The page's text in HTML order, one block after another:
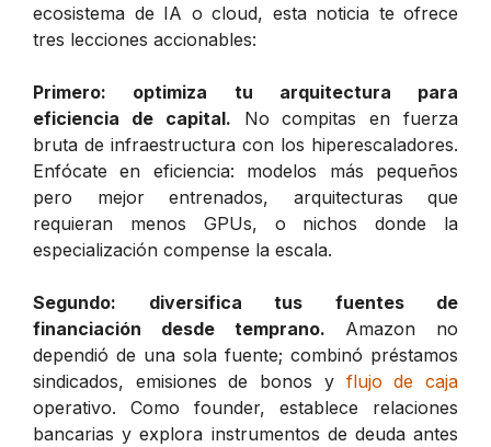
ecosistema de IA o cloud, esta noticia te ofrece
tres lecciones accionables:
Primero: optimiza tu arquitectura para
eficiencia de capital. No compitas en fuerza
bruta de infraestructura con los hiperescaladores.
Enfócate en eficiencia: modelos más pequeños
pero mejor entrenados, arquitecturas que
requieran menos GPUs, o nichos donde la
especialización compense la escala.
Segundo: diversifica tus fuentes de
financiación desde temprano. Amazon no
dependió de una sola fuente; combinó préstamos
sindicados, emisiones de bonos y flujo de caja
operativo. Como founder, establece relaciones
bancarias y explora instrumentos de deuda antes